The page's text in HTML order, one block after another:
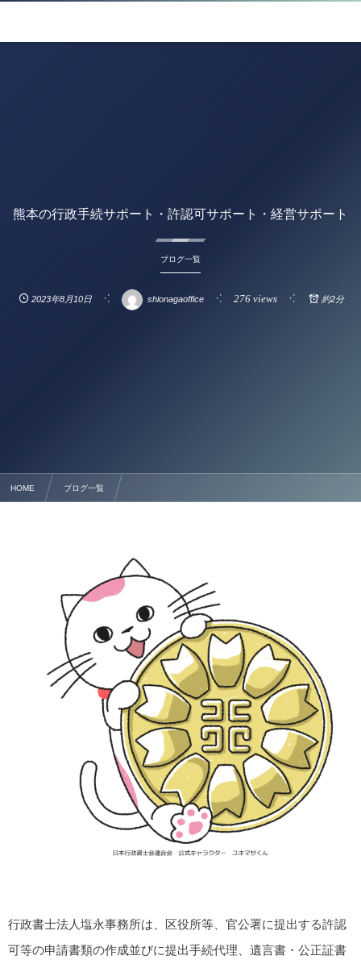
熊本の行政手続サポート・許認可サポート・経営サポート
ブログ一覧
2023年8月10日 shionagaoffice 276 views 約2分
HOME ブログ一覧
行政書士法人塩永事務所は、区役所等、官公署に提出する許認
可等の申請書類の作成並びに提出手続代理、遺言書・公正証書